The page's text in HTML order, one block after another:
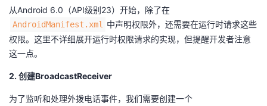
客
论
坛
的
圈
我
的
播
我
活
的
我
从Android 6.0（API级别23）开始，除了在​
​AndroidManifest.xml​
​中声明权限外，还需要在运行时请求这些
权限。这里不详细展开运行时权限请求的实现，但提醒开发者注意
这一点。
2. 创建BroadcastReceiver
为了监听和处理外拨电话事件，我们需要创建一个​